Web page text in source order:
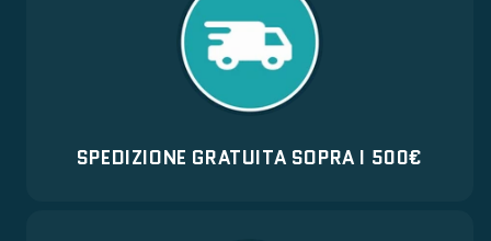
SPEDIZIONE GRATUITA SOPRA I 500€